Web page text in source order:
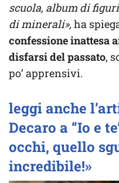
scuola, album di
di minerali»,ha
confessione inattesa
disfarsi del passato,
po’ apprensivi.
leggi anche
Decaro a “Io e
occhi, quello
incredibile!»